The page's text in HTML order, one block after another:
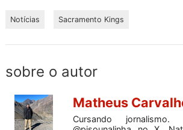
Notícias Sacramento Kings
sobre o autor
Matheus
Cursando